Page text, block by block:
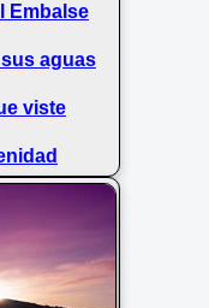
Embalse
aguas
viste